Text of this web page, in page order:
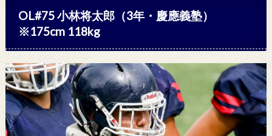
OL#75 小林将太郎（3年・慶應義塾）
※175cm 118kg